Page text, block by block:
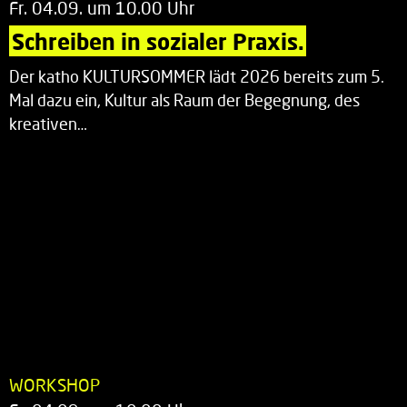
Fr. 04.09. um 10.00 Uhr
Schreiben in sozialer Praxis.
Der katho KULTURSOMMER lädt 2026 bereits zum 5.
Mal dazu ein, Kultur als Raum der Begegnung, des
kreativen…
WORKSHOP